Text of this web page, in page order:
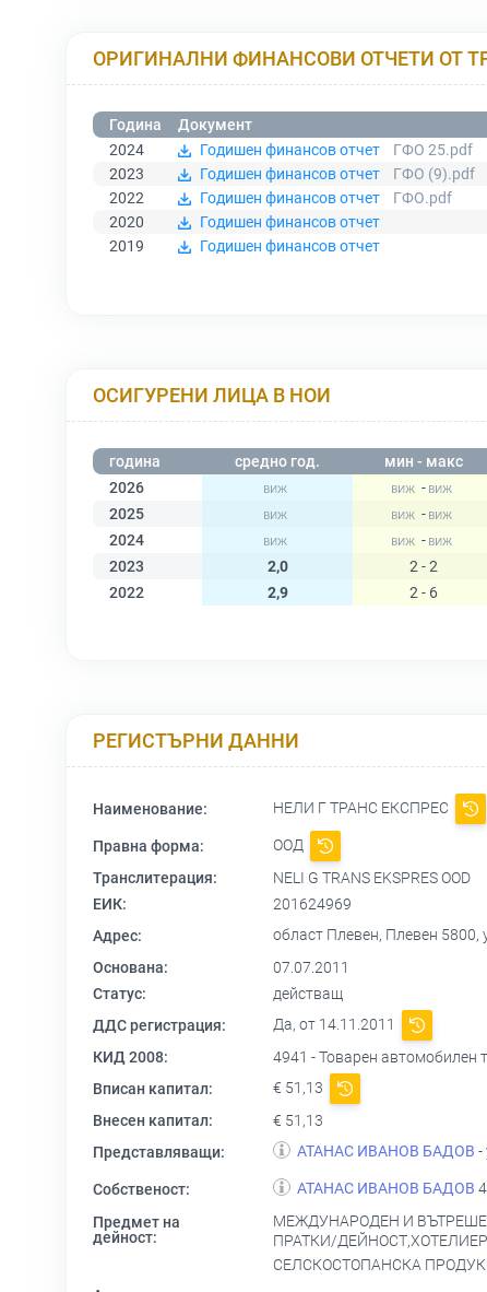
ОРИГИНАЛНИ ФИНАНСОВИ ОТЧЕТИ ОТ
Година
Документ
2024
Годишен финансов отчет
ГФО 25.pdf
2023
Годишен финансов отчет
ГФО (9).pdf
2022
Годишен финансов отчет
ГФО.pdf
2020
Годишен финансов отчет
2019
Годишен финансов отчет
ОСИГУРЕНИ ЛИЦА В НОИ
година средно год. мин - макс
2026
-
2025
-
2024
-
2023
2,0 2 - 2
2022
2,9 2 - 6
РЕГИСТЪРНИ ДАННИ
Наименование: НЕЛИ Г ТРАНС ЕКСПРЕС
Правна форма:
ООД
Транслитерация:
NELI G TRANS EKSPRES OOD
ЕИК:
201624969
Адрес:
област Плевен, Плевен 5800,
Основана:
07.07.2011
Статус:
действащ
ДДС регистрация:
Да, от 14.11.2011
КИД 2008:
4941 - Товарен автомобилен
Вписан капитал:
€ 51,13
Внесен капитал:
€ 51,13
Представляващи:
АТАНАС ИВАНОВ БАДОВ -
Собственост: АТАНАС ИВАНОВ БАДОВ
Предмет на
дейност:
МЕЖДУНАРОДЕН И
ПРАТКИ/
СЕЛСКОСТОПАНСКА